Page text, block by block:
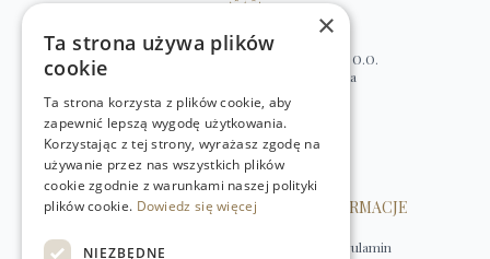
WILLIAM’S NATURAL PRODUCTS SP. Z O.O.
ul. Stawki 2, 00-193 Warszawa, Polska
+48 (22) 875 91 35
kontakt@w-natural.pl
Obsługa sklepu internetowego
+48 798 349 435
OBSŁUGA KLIENTA
Kontakt
INFORMACJE
Regulamin
×
Ta strona używa plików
cookie
Ta strona korzysta z plików cookie, aby
zapewnić lepszą wygodę użytkowania.
Korzystając z tej strony, wyrażasz zgodę na
używanie przez nas wszystkich plików
cookie zgodnie z warunkami naszej polityki
plików cookie. Dowiedz się więcej
NIEZBĘDNE